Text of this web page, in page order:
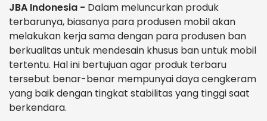
JBA Indonesia - Dalam meluncurkan produk
terbarunya, biasanya para produsen mobil akan
melakukan kerja sama dengan para produsen ban
berkualitas untuk mendesain khusus ban untuk mobil
tertentu. Hal ini bertujuan agar produk terbaru
tersebut benar-benar mempunyai daya cengkeram
yang baik dengan tingkat stabilitas yang tinggi saat
berkendara.